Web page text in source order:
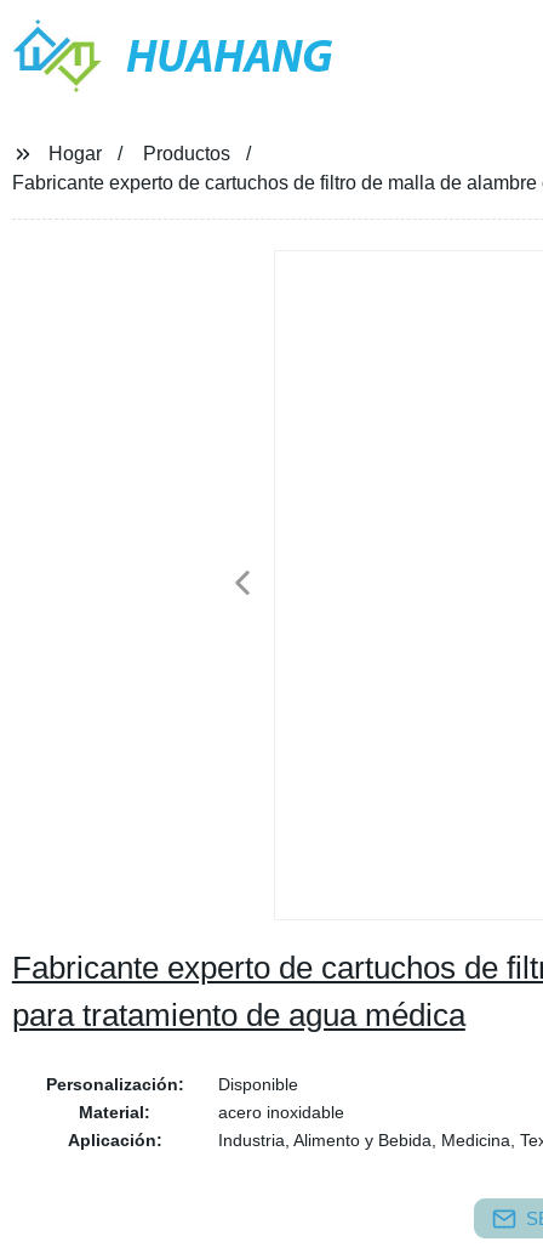
HUAHANG
Hogar
Productos
Fabricante experto de cartuchos de filtro de malla de
Fabricante experto de cartuchos de
para tratamiento de agua médica
Personalización:
Disponible
Material:
acero inoxidable
Aplicación:
Industria, Alimento y Bebida, Medicina,